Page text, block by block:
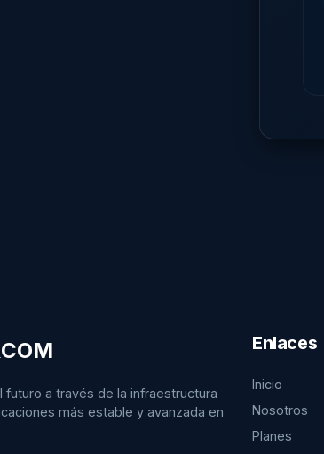
futuro a través de la infraestructura
más estable y avanzada en
Enlaces
Inicio
Nosotros
Planes